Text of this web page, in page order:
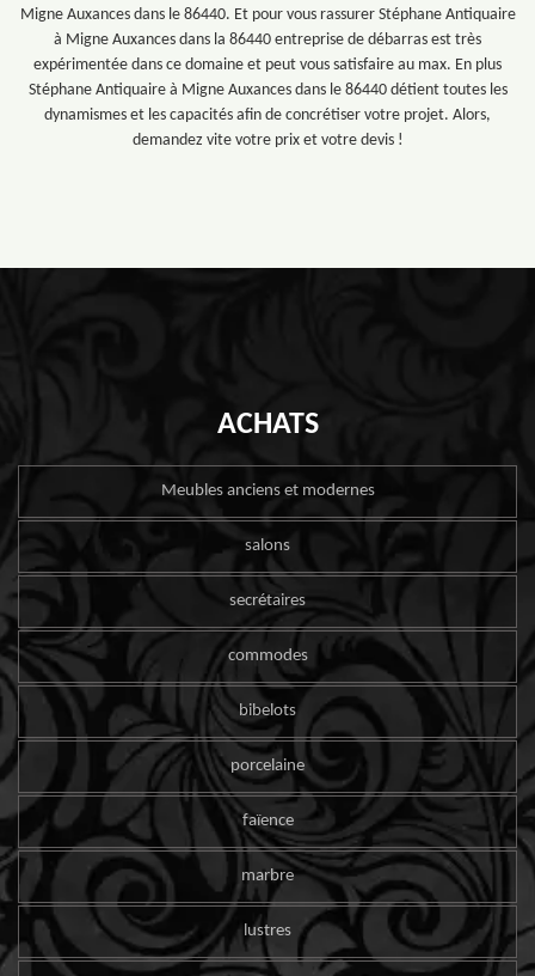
Migne Auxances dans le 86440. Et pour vous rassurer Stéphane Antiquaire
à Migne Auxances dans la 86440 entreprise de débarras est très
expérimentée dans ce domaine et peut vous satisfaire au max. En plus
Stéphane Antiquaire à Migne Auxances dans le 86440 détient toutes les
dynamismes et les capacités afin de concrétiser votre projet. Alors,
demandez vite votre prix et votre devis !
ACHATS
Meubles anciens et modernes
salons
secrétaires
commodes
bibelots
porcelaine
faïence
marbre
lustres